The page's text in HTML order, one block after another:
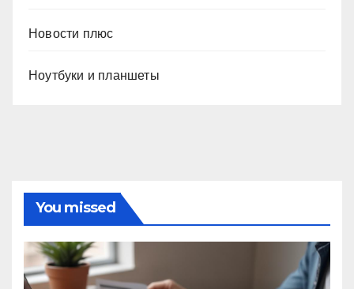
Новости плюс
Ноутбуки и планшеты
You missed